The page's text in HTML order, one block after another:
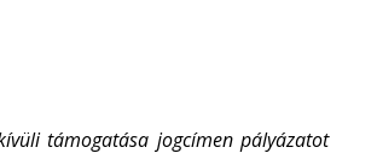
támogatása jogcímen pályázatot